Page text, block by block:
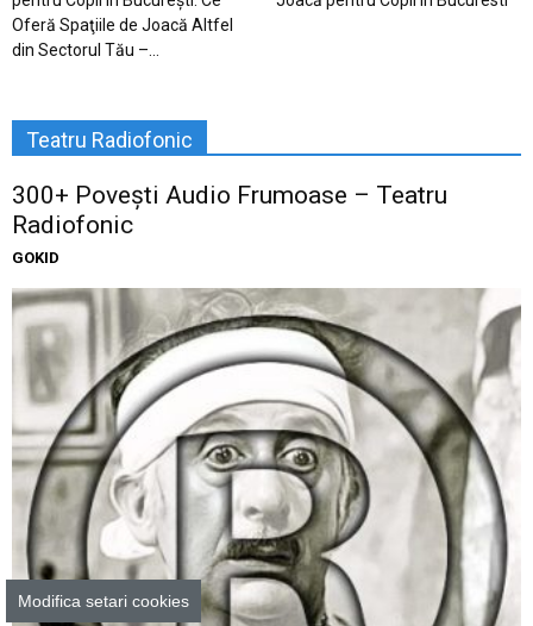
Oferă Spaţiile de Joacă Altfel
din Sectorul Tău –...
Teatru Radiofonic
300+ Povești Audio Frumoase – Teatru
Radiofonic
GOKID
Modifica setari cookies